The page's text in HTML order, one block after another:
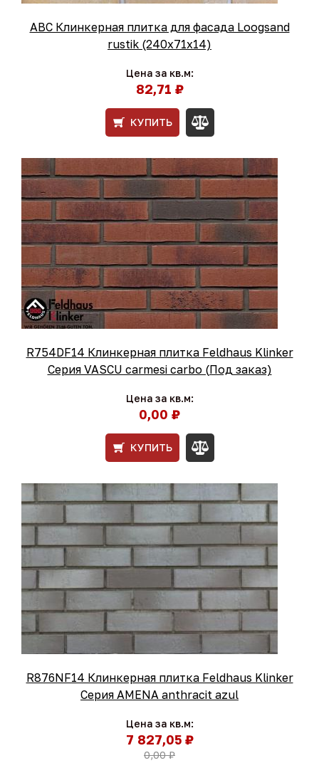
ABC Клинкерная плитка для фасада Loogsand
rustik (240х71х14)
Цена за кв.м:
82,71 ₽
КУПИТЬ
R754DF14 Клинкерная плитка Feldhaus Klinker
Серия VASCU carmesi carbo (Под заказ)
Цена за кв.м:
0,00 ₽
КУПИТЬ
R876NF14 Клинкерная плитка Feldhaus Klinker
Серия AMENA anthracit azul
Цена за кв.м:
7 827,05 ₽
0,00 ₽